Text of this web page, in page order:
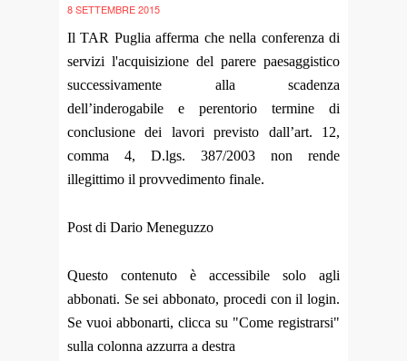
8 SETTEMBRE 2015
Il TAR Puglia afferma che nella conferenza di
servizi l'acquisizione del parere paesaggistico
successivamente alla scadenza
dell’inderogabile e perentorio termine di
conclusione dei lavori previsto dall’art. 12,
comma 4, D.lgs. 387/2003 non rende
illegittimo il provvedimento finale.
Post di Dario Meneguzzo
Questo contenuto è accessibile solo agli
abbonati. Se sei abbonato, procedi con il login.
Se vuoi abbonarti, clicca su "Come registrarsi"
sulla colonna azzurra a destra